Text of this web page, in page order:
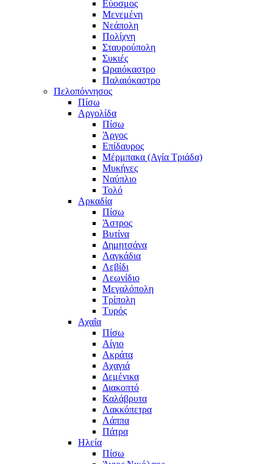
Εύοσμος
Μενεμένη
Νεάπολη
Πολίχνη
Σταυρούπολη
Συκιές
Ωραιόκαστρο
Παλαιόκαστρο
Πελοπόννησος
Πίσω
Αργολίδα
Πίσω
Άργος
Επίδαυρος
Μέρμπακα (Αγία Τριάδα)
Μυκήνες
Ναύπλιο
Τολό
Αρκαδία
Πίσω
Άστρος
Βυτίνα
Δημητσάνα
Λαγκάδια
Λεβίδι
Λεωνίδιο
Μεγαλόπολη
Τρίπολη
Τυρός
Αχαΐα
Πίσω
Αίγιο
Ακράτα
Αχαγιά
Δεμένικα
Διακοπτό
Καλάβρυτα
Λακκόπετρα
Λάππα
Πάτρα
Ηλεία
Πίσω